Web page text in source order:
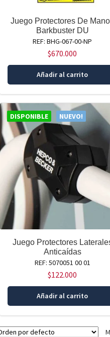
Juego Protectores De
Barkbuster DU
REF: BHG-067-00-NP
$670.000
Añadir al carrito
DISPONIBLE NUEVO!
Juego Protectores
Anticaídas
REF: 5070051 00 01
$122.000
Añadir al carrito